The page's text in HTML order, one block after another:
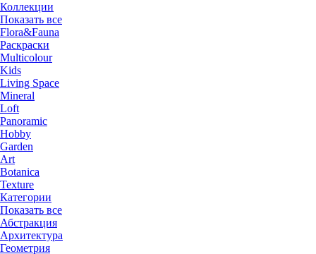
Коллекции
Показать все
Flora&Fauna
Раскраски
Multicolour
Kids
Living Space
Mineral
Loft
Panoramic
Hobby
Garden
Art
Botanica
Texture
Категории
Показать все
Абстракция
Архитектура
Геометрия